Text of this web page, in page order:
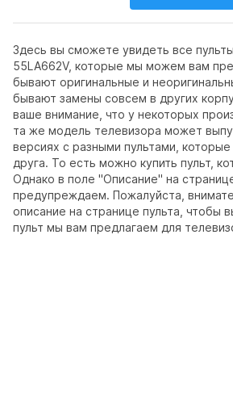
Здесь вы сможете увидеть все
55LA662V, которые мы можем вам
бывают оригинальные и
бывают замены совсем в других
ваше внимание, что у некоторых
та же модель телевизора может
версиях с разными пультами,
друга. То есть можно купить пульт,
Однако в поле "Описание" на
предупреждаем. Пожалуйста,
описание на странице пульта, чтобы
пульт мы вам предлагаем для